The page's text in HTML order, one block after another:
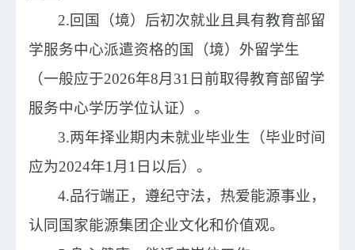
2.回国（境）后初次就业且具有教育部留
学服务中心派遣资格的国（境）外留学生
（一般应于2026年8月31日前取得教育部留学
服务中心学历学位认证）。
3.两年择业期内未就业毕业生（毕业时间
应为2024年1月1日以后）。
4.品行端正，遵纪守法，热爱能源事业，
认同国家能源集团企业文化和价值观。